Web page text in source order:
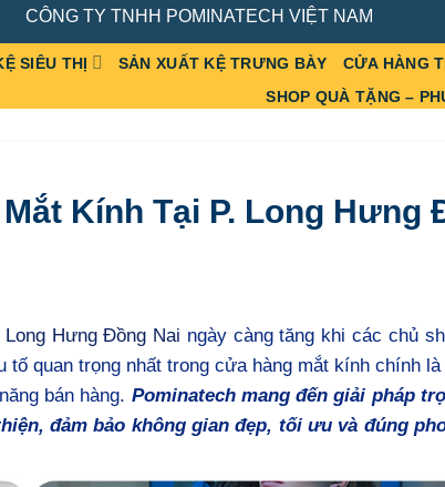
CÔNG TY TNHH POMINATECH VIỆT NAM
SIÊU THỊ SẢN XUẤT KỆ TRƯNG BÀY
CỬA HÀNG
SHOP QUÀ TẶNG –
Kính Tại P. Long Hưng
Long Hưng Đồng Nai ngày càng tăng khi các chủ
quan trọng nhất trong cửa hàng mắt kính chính
bán hàng. Pominatech mang đến giải pháp
đảm bảo không gian đẹp, tối ưu và đúng